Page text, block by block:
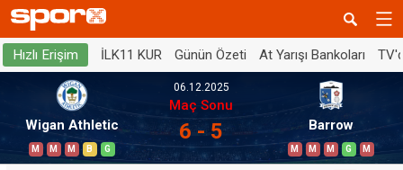
Hızlı Erişim İLK11 KUR Günün Özeti At Yarışı Bankoları
Wigan Athletic
M M M B G
06.12.2025
Maç Sonu
6 - 5 Barrow
M M M G M